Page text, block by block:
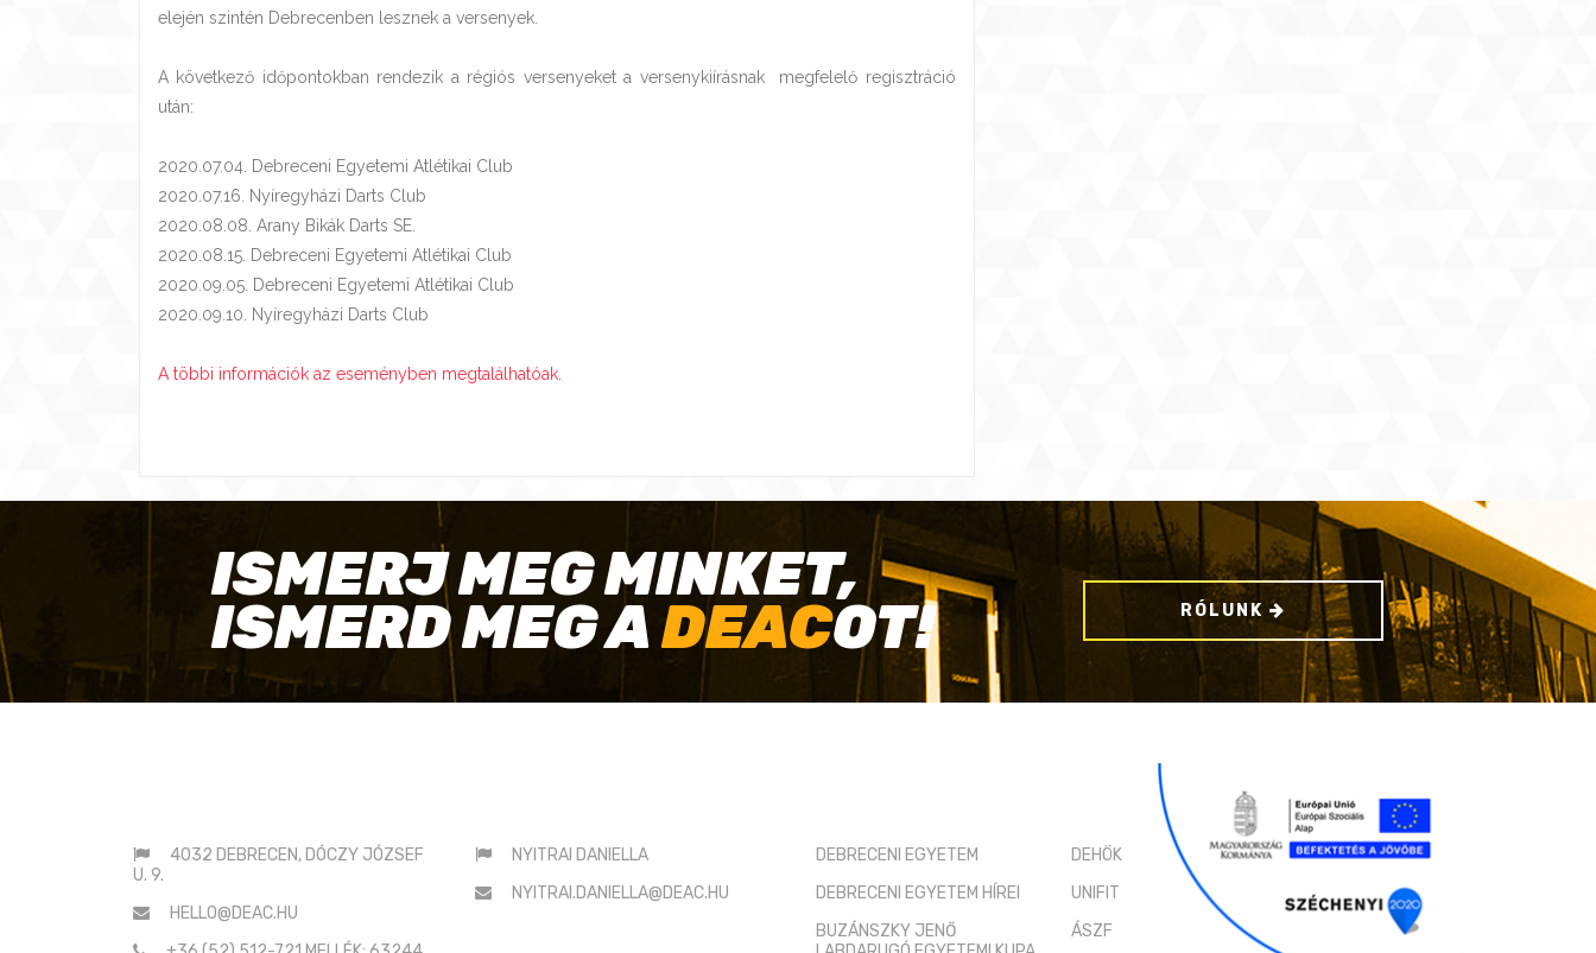
elején szintén Debrecenben lesznek a versenyek.
A következő időpontokban rendezik a régiós versenyeket a versenykiírásnak megfelelő regisztráció
után:
2020.07.04. Debreceni Egyetemi Atlétikai Club
2020.07.16. Nyíregyházi Darts Club
2020.08.08. Arany Bikák Darts SE.
2020.08.15. Debreceni Egyetemi Atlétikai Club
2020.09.05. Debreceni Egyetemi Atlétikai Club
2020.09.10. Nyíregyházi Darts Club
A többi információk az eseményben megtalálhatóak.
ISMERJ MEG MINKET,
ISMERD MEG ADEACOT! RÓLUNK
4032 DEBRECEN, DÓCZY JÓZSEF
U. 9.
HELLO@DEAC.HU
NYITRAI DANIELLA
NYITRAI.DANIELLA@DEAC.HU
DEBRECENI EGYETEM
DEBRECENI EGYETEM HÍREI
BUZÁNSZKY JENŐ
DEHÖK
UNIFIT
ÁSZF